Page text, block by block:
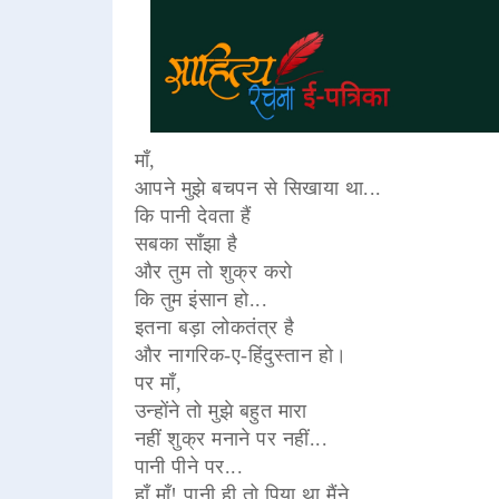
माँ,
आपने मुझे बचपन से सिखाया था...
कि पानी देवता हैं
सबका साँझा है
और तुम तो शुक्र करो
कि तुम इंसान हो...
इतना बड़ा लोकतंत्र है
और नागरिक-ए-हिंदुस्तान हो।
पर माँ,
उन्होंने तो मुझे बहुत मारा
नहीं शुक्र मनाने पर नहीं...
पानी पीने पर...
हाँ माँ! पानी ही तो पिया था मैंने...